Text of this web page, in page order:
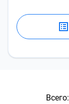
Всего: